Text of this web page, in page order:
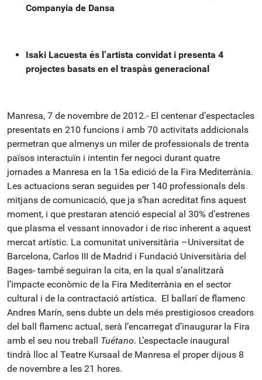
Companyia de Dansa
Isaki Lacuesta és l’artista convidat i presenta 4
projectes basats en el traspàs generacional
Manresa, 7 de novembre de 2012.- El centenar d’espectacles
presentats en 210 funcions i amb 70 activitats addicionals
permetran que almenys un miler de professionals de trenta
països interactuïn i intentin fer negoci durant quatre
jornades a Manresa en la 15a edició de la Fira Mediterrània.
Les actuacions seran seguides per 140 professionals dels
mitjans de comunicació, que ja s’han acreditat fins aquest
moment, i que prestaran atenció especial al 30% d’estrenes
que plasma el vessant innovador i de risc inherent a aquest
mercat artístic. La comunitat universitària –Universitat de
Barcelona, Carlos III de Madrid i Fundació Universitària del
Bages- també seguiran la cita, en la qual s’analitzarà
l’impacte econòmic de la Fira Mediterrània en el sector
cultural i de la contractació artística. El ballarí de flamenc
Andres Marín, sens dubte un dels més prestigiosos creadors
del ball flamenc actual, serà l’encarregat d’inaugurar la Fira
amb el seu nou treball Tuétano. L’espectacle inaugural
tindrà lloc al Teatre Kursaal de Manresa el proper dijous 8
de novembre a les 21 hores.